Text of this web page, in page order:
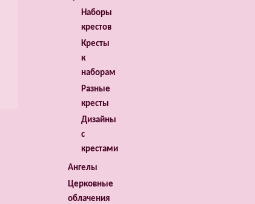
Наборы
крестов
Кресты
к
наборам
Разные
кресты
Дизайны
с
крестами
Ангелы
Церковные
облачения